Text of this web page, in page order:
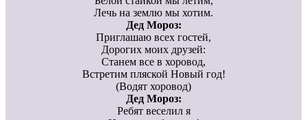
Лечь на землю мы хотим.
Дед Мороз:
Приглашаю всех гостей,
Дорогих моих друзей:
Станем все в хоровод,
Встретим пляской Новый год!
(Водят хоровод)
Дед Мороз:
Ребят веселил я